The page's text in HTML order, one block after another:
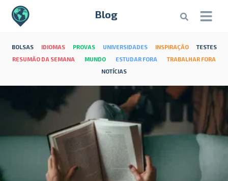
Blog
BOLSAS IDIOMAS PROVAS UNIVERSIDADES INSPIRAÇÃO
TESTES
RESUMÃO DA SEMANA
MUNDO ESTUDAR FORA
TRABALHAR FORA
NOTÍCIAS